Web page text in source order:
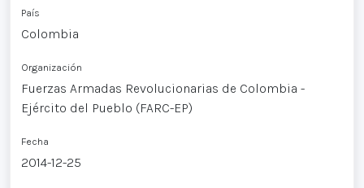
País
Colombia
Organización
Fuerzas Armadas Revolucionarias de Colombia -
Ejército del Pueblo (FARC-EP)
Fecha
2014-12-25